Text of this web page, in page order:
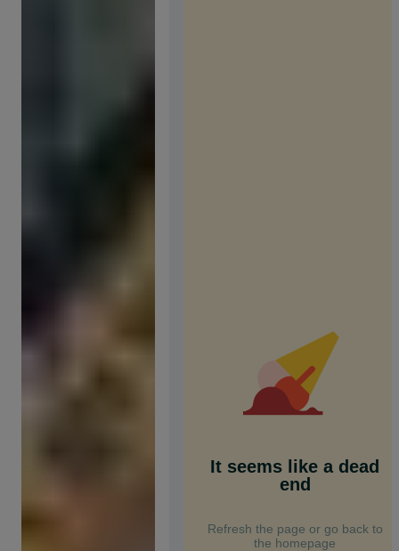
It seems like a dead
end
Refresh the page or go back to
the homepage